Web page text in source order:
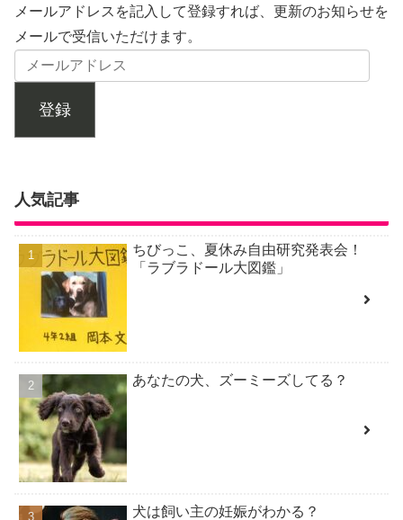
メールアドレスを記入して登録すれば、更新のお知らせを
メールで受信いただけます。
登録
人気記事
ちびっこ、夏休み自由研究発表会！
「ラブラドール大図鑑」
あなたの犬、ズーミーズしてる？
犬は飼い主の妊娠がわかる？